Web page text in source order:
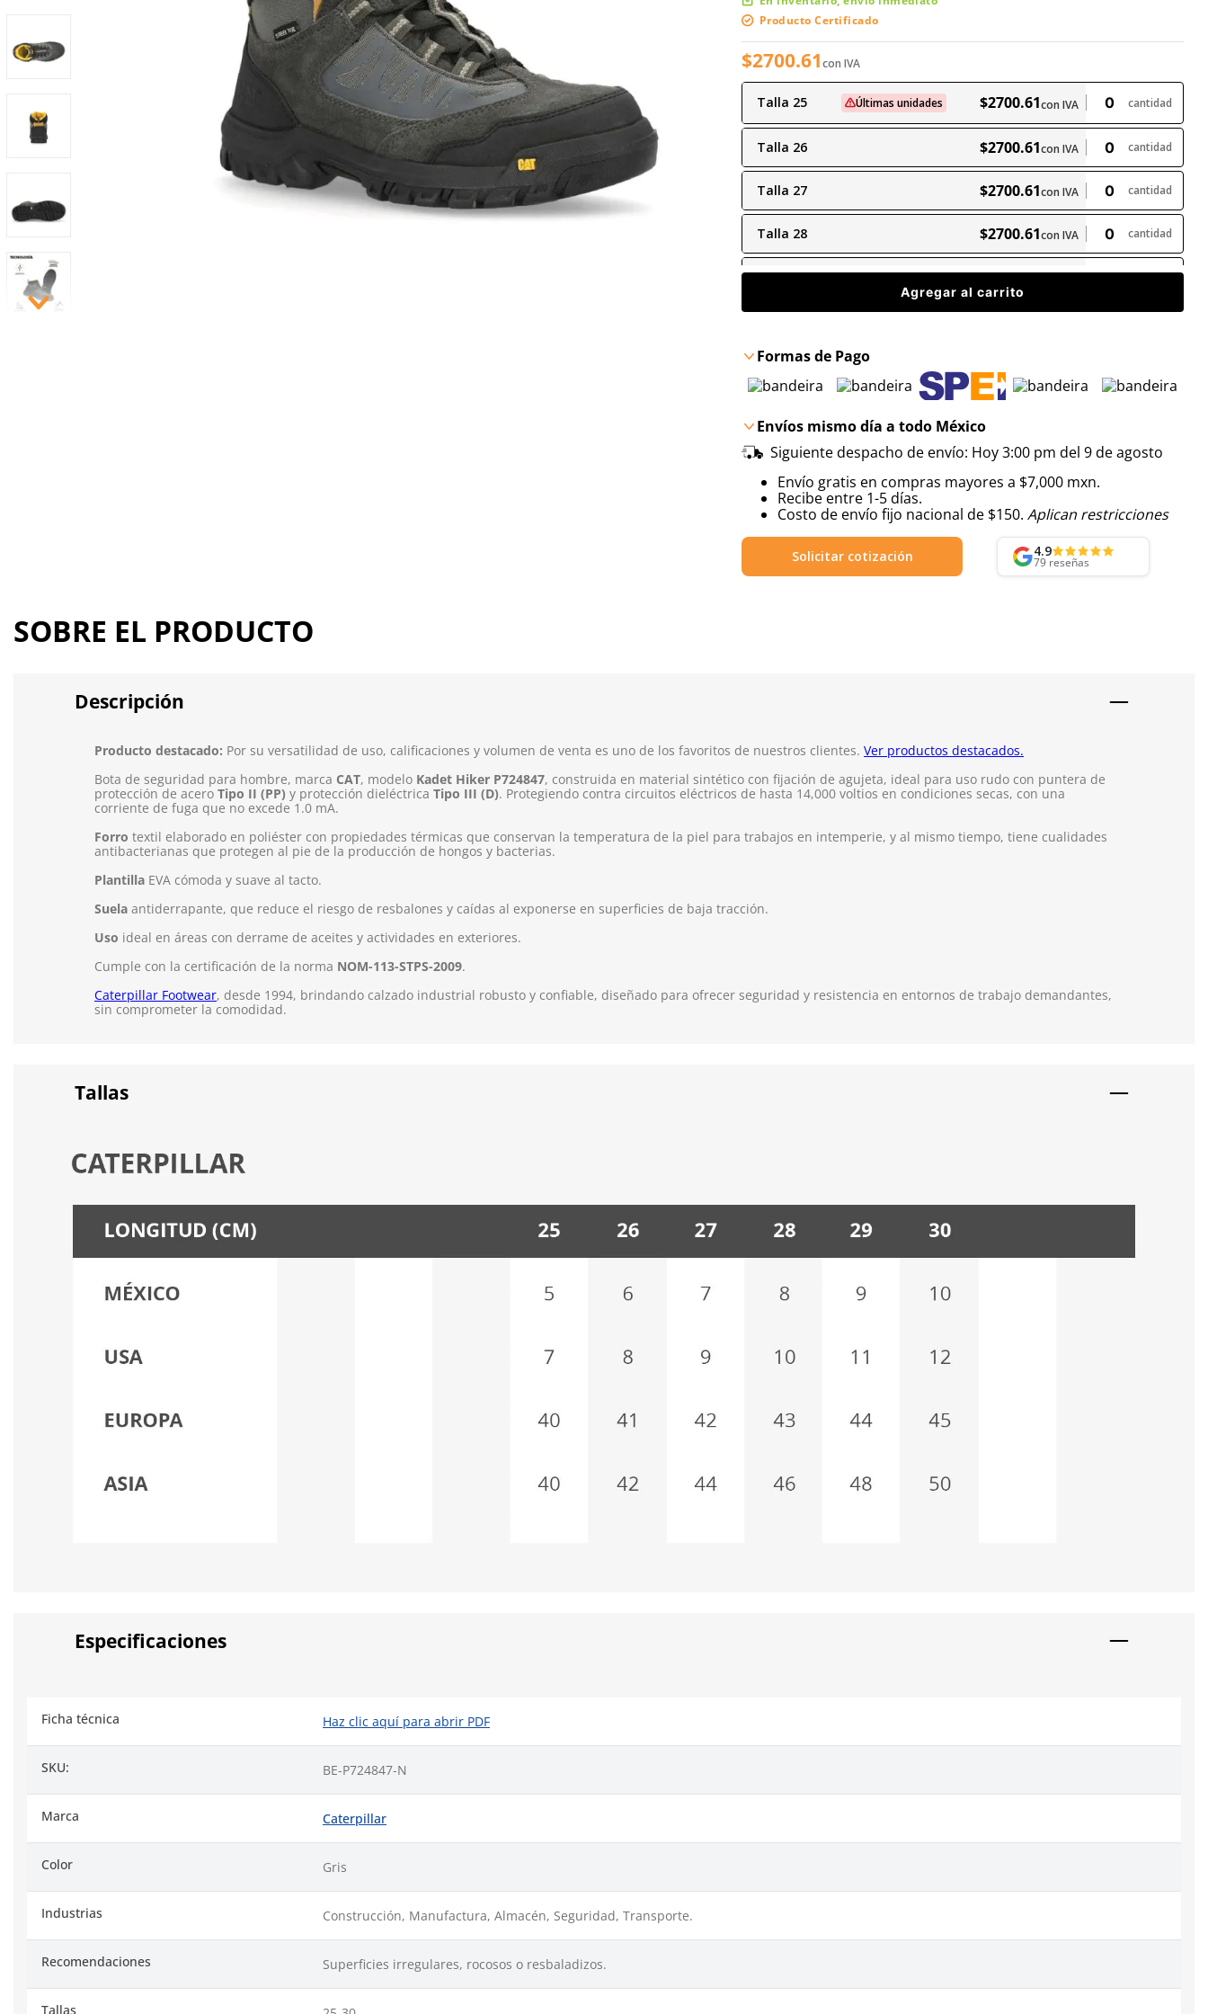
Producto Certificado
$2700.61con IVA
Talla 25 Últimas unidades $2700.61con IVA cantidad
Talla 26 $2700.61con IVA cantidad
Talla 27 $2700.61con IVA cantidad
Talla 28 $2700.61con IVA cantidad
Talla 29 $2700.61 cantidad
Agregar al carrito
Formas de Pago
Envíos mismo día a todo México
Siguiente despacho de envío: Hoy 3:00 pm del 9 de agosto
Envío gratis en compras mayores a $7,000 mxn.
Recibe entre 1-5 días.
Costo de envío fijo nacional de $150. Aplican restricciones
Solicitar cotización 4.9
79 reseñas
SOBRE EL PRODUCTO
Descripción
Producto destacado: Por su versatilidad de uso, calificaciones y volumen de venta es uno de los favoritos de nuestros clientes. Ver productos destacados.
Bota de seguridad para hombre, marca CAT, modelo Kadet Hiker P724847, construida en material sintético con fijación de agujeta, ideal para uso rudo con puntera de
protección de acero Tipo II (PP) y protección dieléctrica Tipo III (D). Protegiendo contra circuitos eléctricos de hasta 14,000 voltios en condiciones secas, con una
corriente de fuga que no excede 1.0 mA.
Forro textil elaborado en poliéster con propiedades térmicas que conservan la temperatura de la piel para trabajos en intemperie, y al mismo tiempo, tiene cualidades
antibacterianas que protegen al pie de la producción de hongos y bacterias.
Plantilla EVA cómoda y suave al tacto.
Suela antiderrapante, que reduce el riesgo de resbalones y caídas al exponerse en superficies de baja tracción.
Uso ideal en áreas con derrame de aceites y actividades en exteriores.
Cumple con la certificación de la norma NOM-113-STPS-2009.
Caterpillar Footwear, desde 1994, brindando calzado industrial robusto y confiable, diseñado para ofrecer seguridad y resistencia en entornos de trabajo demandantes,
sin comprometer la comodidad.
Tallas
Especificaciones
Ficha técnica Haz clic aquí para abrir PDF
SKU: BE-P724847-N
Marca Caterpillar
Color Gris
Industrias Construcción, Manufactura, Almacén, Seguridad, Transporte.
Recomendaciones Superficies irregulares, rocosos o resbaladizos.
Tallas